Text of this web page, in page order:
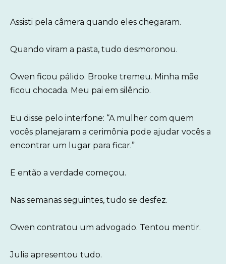
Assisti pela câmera quando eles chegaram.
Quando viram a pasta, tudo desmoronou.
Owen ficou pálido. Brooke tremeu. Minha mãe
ficou chocada. Meu pai em silêncio.
Eu disse pelo interfone: “A mulher com quem
vocês planejaram a cerimônia pode ajudar vocês a
encontrar um lugar para ficar.”
E então a verdade começou.
Nas semanas seguintes, tudo se desfez.
Owen contratou um advogado. Tentou mentir.
Julia apresentou tudo.